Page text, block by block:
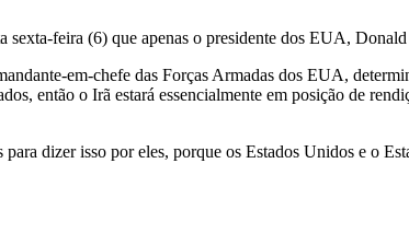
feira (6) que apenas o presidente dos EUA,
em-chefe das Forças Armadas dos EUA,
então o Irã estará essencialmente em posição de
dizer isso por eles, porque os Estados Unidos e o